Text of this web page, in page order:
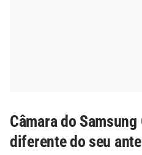
Câmara do
diferente do seu